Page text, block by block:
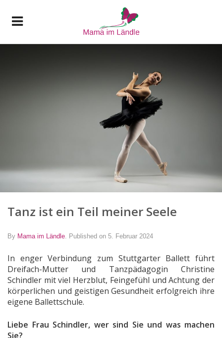
Tanz ist ein Teil meiner Seele
By Mama im Ländle Published on 5. Februar 2024
In enger Verbindung zum Stuttgarter Ballett führt
Dreifach-Mutter und Tanzpädagogin Christine
Schindler mit viel Herzblut, Feingefühl und Achtung der
körperlichen und geistigen Gesundheit erfolgreich ihre
eigene Ballettschule.
Liebe Frau Schindler, wer sind Sie und was machen
Sie?